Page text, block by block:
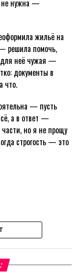
не нужна —
жильё на
решила помочь,
для неё чужая —
документы в
что.
— пусть
а в ответ —
но я не прощу
строгость — это